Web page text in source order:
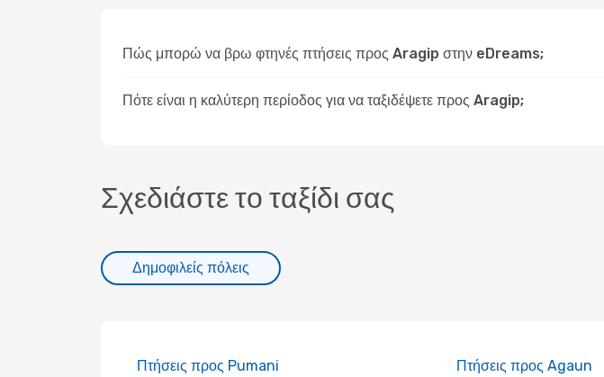
Πώς μπορώ να βρω φτηνές πτήσεις προς Aragip στην eDreams;
Πότε είναι η καλύτερη περίοδος για να ταξιδέψετε προς Aragip;
Σχεδιάστε το ταξίδι σας
Δημοφιλείς πόλεις
Πτήσεις προς Pumani Πτήσεις προς Agaun